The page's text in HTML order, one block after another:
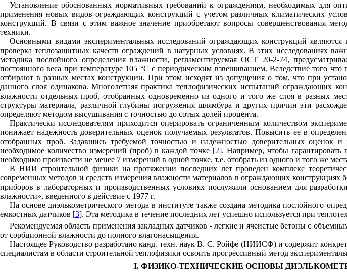
Установление обоснованных нормативных требований к ограждениям, необходимых для
применения новых видов ограждающих конструкций с учетом различных климатических
конструкций. В связи с этим важное значение приобретают вопросы совершенствования
техники.
Основными видами экспериментальных исследований ограждающих конструкций
проверка теплозащитных качеств ограждений в натурных условиях. В этих исследованиях
методика послойного определения влажности, регламентируемая ОСТ 20-2-74,
постоянного веса при температуре 105 °С с периодическим взвешиванием. Вследствие того
отбирают в разных местах конструкции. При этом исходят из допущения о том, что при
данного слоя одинакова. Многолетняя практика теплофизических испытаний ограждающих
влажности отдельных проб, отобранных одновременно из одного и того же слоя в разных
структуры материала, различной глубины погружения шлямбура и других причин эти
определяют методом высушивания с точностью до сотых долей процента.
Практически исследователям приходится оперировать ограниченным количеством
понижает надежность доверительных оценок получаемых результатов. Повысить ее в
отобранных проб. Задавшись требуемой точностью и надежностью доверительных оценок
необходимое количество измерений (проб) в каждой точке [2]. Например, чтобы гарантировать
необходимо произвести не менее 7 измерений в одной точке, т.е. отобрать из одного и того же
В НИИ строительной физики на протяжении последних лет проведен комплекс
современных методов и средств измерения влажности материалов в ограждающих
приборов в лабораторных и производственных условиях послужили основанием для
влажности», введенного в действие с 1977 г.
На основе диэлькометрического метода в институте также создана методика послойного
емкостных датчиков [3]. Эта методика в течение последних лет успешно используется при
Рекомендуемая область применения закладных датчиков - легкие и ячеистые бетоны с
от сорбционной влажности до полного влагонасыщения.
Настоящее Руководство разработано канд. техн. наук В. С. Ройфе (НИИСФ) и содержит
специалистам в области строительной теплофизики освоить прогрессивный метод
I. ФИЗИКО-ТЕХНИЧЕСКИЕ ОСНОВЫ